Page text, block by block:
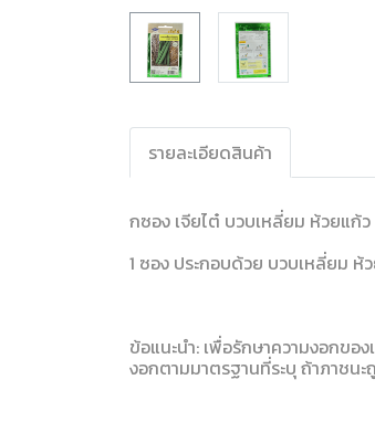
รายละเอียดสินค้า
กซอง เจียไต๋ บวบเหลี่ยม ห้วยแก้ว
1 ซอง ประกอบด้วย บวบเหลี่ยม ห้
ข้อแนะนำ: เพื่อรักษาความงอกขอ
งอกตามมาตรฐานที่ระบุ ถ้าภาชน